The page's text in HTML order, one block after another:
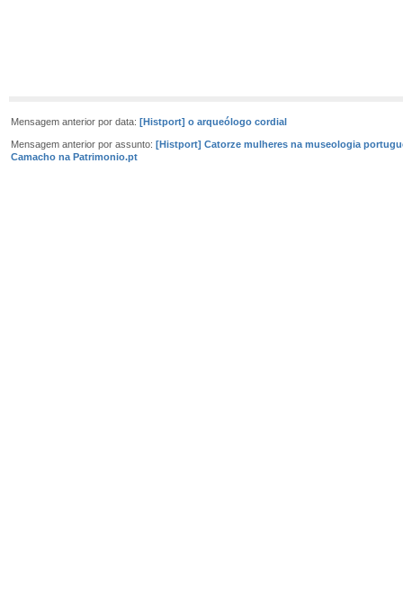
Mensagem anterior por data: [Histport] o arqueólogo cordial
Mensagem anterior por assunto: [Histport] Catorze mulheres na museologia
Camacho na Patrimonio.pt